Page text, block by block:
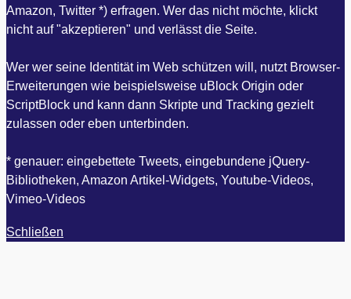
Amazon, Twitter *) erfragen. Wer das nicht möchte, klickt
nicht auf "akzeptieren" und verlässt die Seite.
Wer wer seine Identität im Web schützen will, nutzt Browser-
Erweiterungen wie beispielsweise uBlock Origin oder
ScriptBlock und kann dann Skripte und Tracking gezielt
zulassen oder eben unterbinden.
* genauer: eingebettete Tweets, eingebundene jQuery-
Bibliotheken, Amazon Artikel-Widgets, Youtube-Videos,
Vimeo-Videos
Schließen